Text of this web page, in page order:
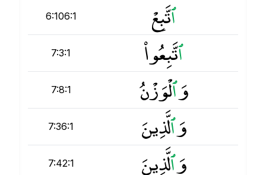
6:106:1 ٱتَّبِعْ
7:3:1 ٱتَّبِعُوا۟
7:8:1 وَٱلْوَزْنُ
7:36:1 وَٱلَّذِينَ
7:42:1 وَٱلَّذِينَ